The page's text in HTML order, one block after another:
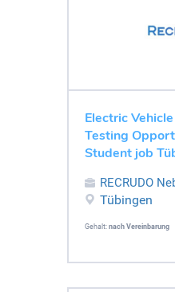
Electric
Testing
Student job
RECRUDO
Tübingen
Gehalt: nach Vereinbarung